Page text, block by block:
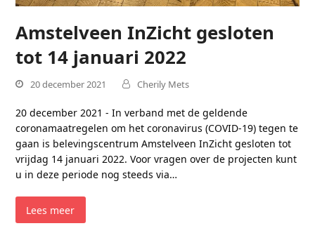
Amstelveen InZicht gesloten
tot 14 januari 2022
20 december 2021 Cherily Mets
20 december 2021 - In verband met de geldende
coronamaatregelen om het coronavirus (COVID-19) tegen te
gaan is belevingscentrum Amstelveen InZicht gesloten tot
vrijdag 14 januari 2022. Voor vragen over de projecten kunt
u in deze periode nog steeds via…
Lees meer